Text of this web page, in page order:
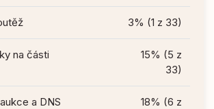
3% (1 z 33)
na části
15% (5 z
33)
a DNS
18% (6 z